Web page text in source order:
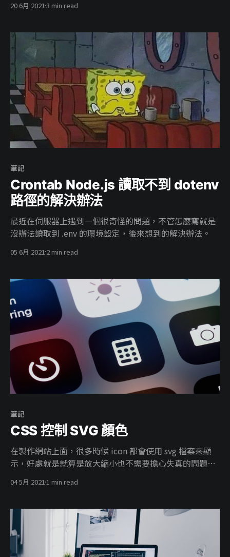
20 6月 20213 min read
筆記
Crontab Node.js 讀取不到 dotenv
路徑的解決辦法
最近在伺服器上遇到一個很奇怪的問題，不管怎麼寫就是
沒辦法讀取到 .env 的環境設定，後來想到的解決辦法。
05 6月 2021 2 min read
筆記
CSS 控制 SVG 顏色
在製作網站上面，很多時候 icon 都會使用 svg 檔案來顯
示，好處就是就算是放大縮小也不需要擔心失真的問題。
工，像是移除空白的 group 標籤 不過最常用的就是，svg
fill 與 stroke 改為 currentColor 如此一來顏色就會隨著
css color 一起改變了。
04 5月 20211 min read